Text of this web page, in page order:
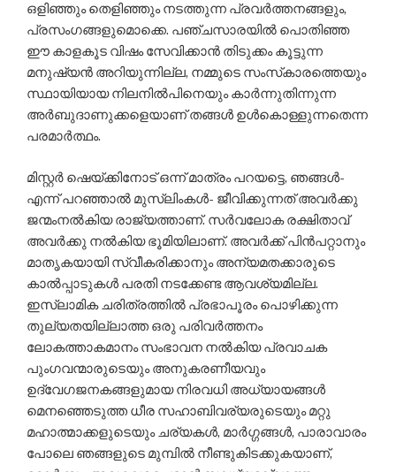
ഒളിഞ്ഞും തെളിഞ്ഞും നടത്തുന്ന പ്രവര്‍ത്തനങ്ങളും,
പ്രസംഗങ്ങളുമൊക്കെ. പഞ്ചസാരയില്‍ പൊതിഞ്ഞ
ഈ കാളകൂട വിഷം സേവിക്കാന്‍ തിടുക്കം കൂട്ടുന്ന
മനുഷ്യന്‍ അറിയുന്നില്ല, നമ്മുടെ സംസ്‌കാരത്തെയും
സ്ഥായിയായ നിലനില്‍പിനെയും കാര്‍ന്നുതിന്നുന്ന
അര്‍ബുദാണുക്കളെയാണ് തങ്ങള്‍ ഉള്‍കൊള്ളുന്നതെന്ന
പരമാര്‍ത്ഥം.
മിസ്റ്റര്‍ ഷെയ്ക്കിനോട് ഒന്ന് മാത്രം പറയട്ടെ, ഞങ്ങള്‍-
എന്ന് പറഞ്ഞാല്‍ മുസ്‌ലിംകള്‍- ജീവിക്കുന്നത് അവര്‍ക്കു
ജന്മംനല്‍കിയ രാജ്യത്താണ്. സര്‍വലോക രക്ഷിതാവ്
അവര്‍ക്കു നല്‍കിയ ഭൂമിയിലാണ്. അവര്‍ക്ക് പിന്‍പറ്റാനും
മാതൃകയായി സ്വീകരിക്കാനും അന്യമതക്കാരുടെ
കാല്‍പ്പാടുകള്‍ പരതി നടക്കേണ്ട ആവശ്യമില്ല.
ഇസ്‌ലാമിക ചരിത്രത്തില്‍ പ്രഭാപൂരം പൊഴിക്കുന്ന
തുല്യതയില്ലാത്ത ഒരു പരിവര്‍ത്തനം
ലോകത്താകമാനം സംഭാവന നല്‍കിയ പ്രവാചക
പുംഗവന്മാരുടെയും അനുകരണീയവും
ഉദ്വേഗജനകങ്ങളുമായ നിരവധി അധ്യായങ്ങള്‍
മെനഞ്ഞെടുത്ത ധീര സഹാബിവര്യരുടെയും മറ്റു
മഹാത്മാക്കളുടെയും ചര്യകള്‍, മാര്‍ഗ്ഗങ്ങള്‍, പാരാവാരം
പോലെ ഞങ്ങളുടെ മുമ്പില്‍ നീണ്ടുകിടക്കുകയാണ്,